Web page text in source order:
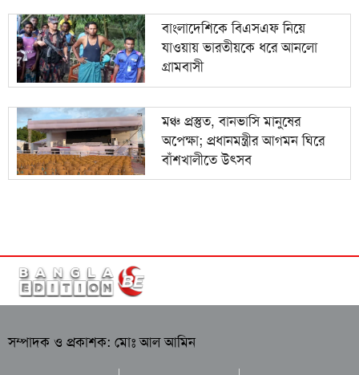
বাংলাদেশিকে বিএসএফ নিয়ে
যাওয়ায় ভারতীয়কে ধরে আনলো
গ্রামবাসী
মঞ্চ প্রস্তুত, বানভাসি মানুষের
অপেক্ষা; প্রধানমন্ত্রীর আগমন ঘিরে
বাঁশখালীতে উৎসব
সম্পাদক ও প্রকাশক: মোঃ আল আমিন